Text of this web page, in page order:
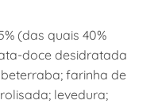
(das quais 40%
doce desidratada
farinha de
levedura;